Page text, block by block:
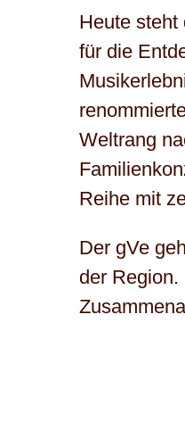
Heute steht
für die
Weltrang
Reihe mit
Der gVe
der